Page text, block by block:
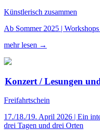
Künstlerisch zusammen
Ab Sommer 2025 |
mehr lesen →
Konzert / Lesungen
Freifahrtschein
17./18./19. April 2026 | Ein
drei Tagen und drei Orten